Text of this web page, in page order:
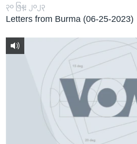
၃၀ ဇြန္၊ ၂၀၂၃
Letters from Burma (06-25-2023)